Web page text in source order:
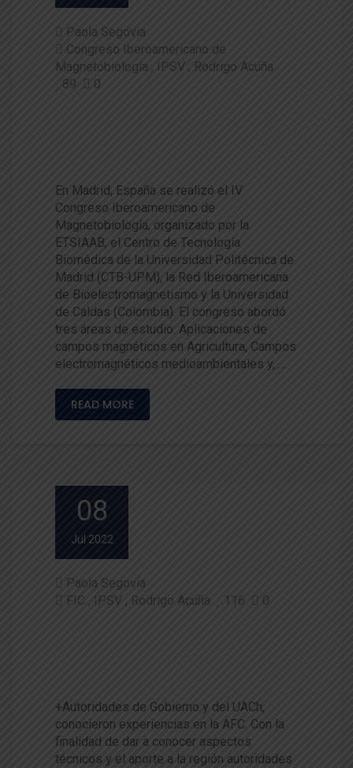
Paola Segovia
Congreso Iberoamericano de
Magnetobiología
IPSV
Rodrigo Acuña
89
0
En Madrid, España se realizó el IV
Congreso Iberoamericano de
Magnetobiología, organizado por la
ETSIAAB, el Centro de Tecnología
Biomédica de la Universidad Politécnica de
Madrid (CTB-UPM), la Red Iberoamericana
de Bioelectromagnetismo y la Universidad
de Caldas (Colombia). El congreso abordó
tres áreas de estudio: Aplicaciones de
campos magnéticos en Agricultura, Campos
electromagnéticos medioambientales y, …
READ MORE
08
Jul 2022
Paola Segovia
FIC
IPSV Rodrigo Acuña 116 0
+Autoridades de Gobierno y del UACh,
conocieron experiencias en la AFC. Con la
finalidad de dar a conocer aspectos
técnicos y el aporte a la región autoridades